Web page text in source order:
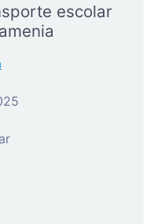
escolar